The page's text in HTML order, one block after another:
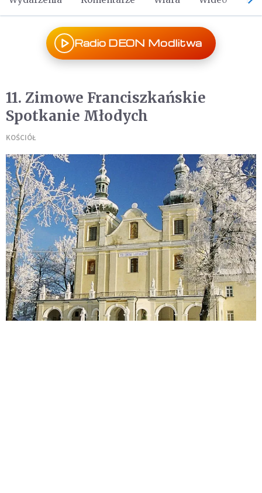
Radio DEON Modlitwa
11. Zimowe Franciszkańskie
Spotkanie Młodych
KOŚCIÓŁ